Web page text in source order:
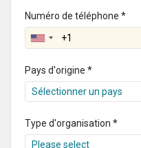
Numéro de téléphone *
Pays d'origine *
Type d'organisation *